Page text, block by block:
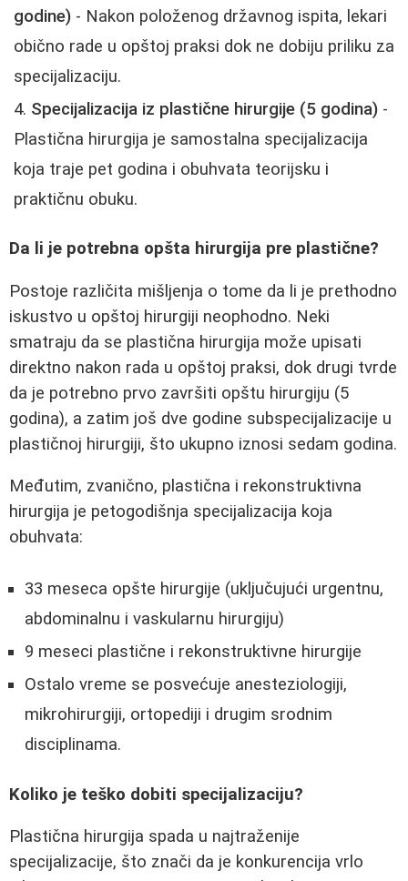
godine) - Nakon položenog državnog ispita, lekari
obično rade u opštoj praksi dok ne dobiju priliku za
specijalizaciju.
Specijalizacija iz plastične hirurgije (5 godina) -
Plastična hirurgija je samostalna specijalizacija
koja traje pet godina i obuhvata teorijsku i
praktičnu obuku.
Da li je potrebna opšta hirurgija pre plastične?
Postoje različita mišljenja o tome da li je prethodno
iskustvo u opštoj hirurgiji neophodno. Neki
smatraju da se plastična hirurgija može upisati
direktno nakon rada u opštoj praksi, dok drugi tvrde
da je potrebno prvo završiti opštu hirurgiju (5
godina), a zatim još dve godine subspecijalizacije u
plastičnoj hirurgiji, što ukupno iznosi sedam godina.
Međutim, zvanično, plastična i rekonstruktivna
hirurgija je petogodišnja specijalizacija koja
obuhvata:
33 meseca opšte hirurgije (uključujući urgentnu,
abdominalnu i vaskularnu hirurgiju)
9 meseci plastične i rekonstruktivne hirurgije
Ostalo vreme se posvećuje anesteziologiji,
mikrohirurgiji, ortopediji i drugim srodnim
disciplinama.
Koliko je teško dobiti specijalizaciju?
Plastična hirurgija spada u najtraženije
specijalizacije, što znači da je konkurencija vrlo